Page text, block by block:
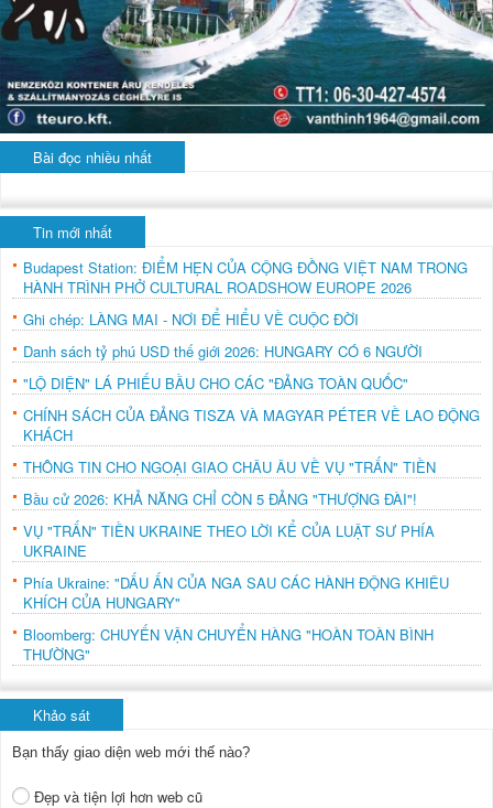
Bài đọc nhiều nhất
Tin mới nhất
Budapest Station: ĐIỂM HẸN CỦA CỘNG ĐỒNG VIỆT NAM TRONG
HÀNH TRÌNH PHỞ CULTURAL ROADSHOW EUROPE 2026
Ghi chép: LÀNG MAI - NƠI ĐỂ HIỂU VỀ CUỘC ĐỜI
Danh sách tỷ phú USD thế giới 2026: HUNGARY CÓ 6 NGƯỜI
"LỘ DIỆN" LÁ PHIẾU BẦU CHO CÁC "ĐẢNG TOÀN QUỐC"
CHÍNH SÁCH CỦA ĐẢNG TISZA VÀ MAGYAR PÉTER VỀ LAO ĐỘNG
KHÁCH
THÔNG TIN CHO NGOẠI GIAO CHÂU ÂU VỀ VỤ "TRẤN" TIỀN
Bầu cử 2026: KHẢ NĂNG CHỈ CÒN 5 ĐẢNG "THƯỢNG ĐÀI"!
VỤ "TRẤN" TIỀN UKRAINE THEO LỜI KỂ CỦA LUẬT SƯ PHÍA
UKRAINE
Phía Ukraine: "DẤU ẤN CỦA NGA SAU CÁC HÀNH ĐỘNG KHIÊU
KHÍCH CỦA HUNGARY"
Bloomberg: CHUYẾN VẬN CHUYỂN HÀNG "HOÀN TOÀN BÌNH
THƯỜNG"
Khảo sát
Bạn thấy giao diện web mới thế nào?
Đẹp và tiện lợi hơn web cũ